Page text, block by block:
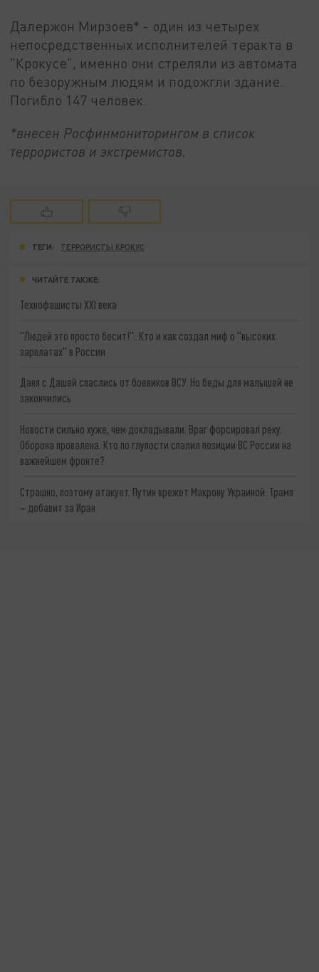
Далержон Мирзоев* - один из четырех
непосредственных исполнителей теракта в
"Крокусе", именно они стреляли из автомата
по безоружным людям и подожгли здание.
Погибло 147 человек.
*внесен Росфинмониторингом в список
террористов и экстремистов.
ТЕГИ: ТЕРРОРИСТЫ КРОКУС
ЧИТАЙТЕ ТАКЖЕ:
Технофашисты XXI века
"Людей это просто бесит!": Кто и как создал миф о "высоких
зарплатах" в России
Даня с Дашей спаслись от боевиков ВСУ. Но беды для малышей не
закончились
Новости сильно хуже, чем докладывали. Враг форсировал реку.
Оборона провалена. Кто по глупости спалил позиции ВС России на
важнейшем фронте?
Страшно, поэтому атакует. Путин врежет Макрону Украиной. Трамп
– добавит за Иран